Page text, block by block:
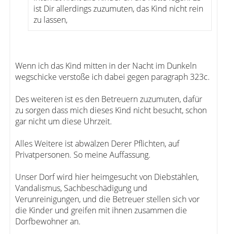
ist Dir allerdings zuzumuten, das Kind nicht rein
zu lassen,
Wenn ich das Kind mitten in der Nacht im Dunkeln
wegschicke verstoße ich dabei gegen paragraph 323c.
Des weiteren ist es den Betreuern zuzumuten, dafür
zu sorgen dass mich dieses Kind nicht besucht, schon
gar nicht um diese Uhrzeit.
Alles Weitere ist abwälzen Derer Pflichten, auf
Privatpersonen. So meine Auffassung.
Unser Dorf wird hier heimgesucht von Diebstählen,
Vandalismus, Sachbeschädigung und
Verunreinigungen, und die Betreuer stellen sich vor
die Kinder und greifen mit ihnen zusammen die
Dorfbewohner an.